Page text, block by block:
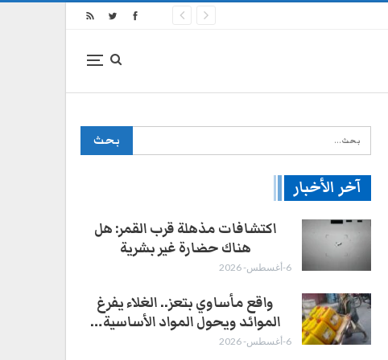
آخر الأخبار
اكتشافات مذهلة قرب القمر: هل
هناك حضارة غير بشرية
6-أغسطس- 2026
واقع مأساوي بتعز.. الغلاء يفرغ
الموائد ويحول المواد الأساسية…
6-أغسطس- 2026